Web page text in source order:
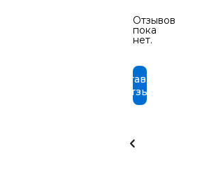
Отзывов
пока
нет.
Оставить
отзыв